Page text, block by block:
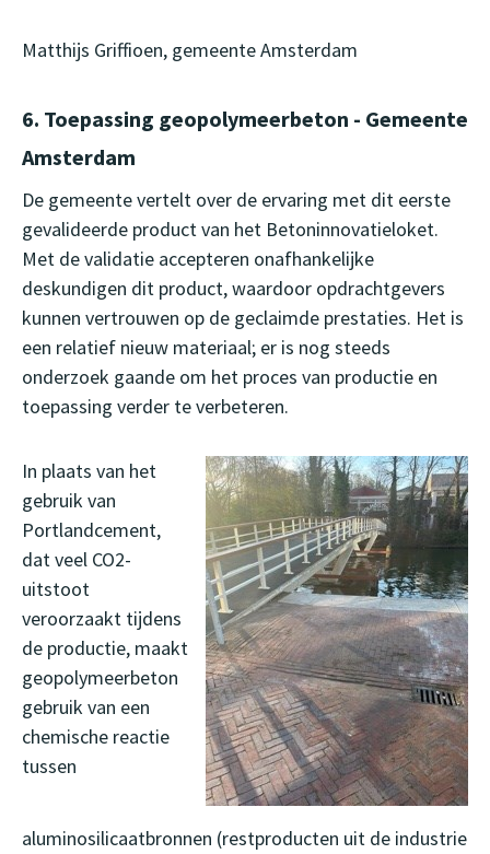
Matthijs Griffioen, gemeente Amsterdam
6. Toepassing geopolymeerbeton - Gemeente
Amsterdam
De gemeente vertelt over de ervaring met dit eerste
gevalideerde product van het Betoninnovatieloket.
Met de validatie accepteren onafhankelijke
deskundigen dit product, waardoor opdrachtgevers
kunnen vertrouwen op de geclaimde prestaties. Het is
een relatief nieuw materiaal; er is nog steeds
onderzoek gaande om het proces van productie en
toepassing verder te verbeteren.
In plaats van het
gebruik van
Portlandcement,
dat veel CO2-
uitstoot
veroorzaakt tijdens
de productie, maakt
geopolymeerbeton
gebruik van een
chemische reactie
tussen
aluminosilicaatbronnen (restproducten uit de industrie